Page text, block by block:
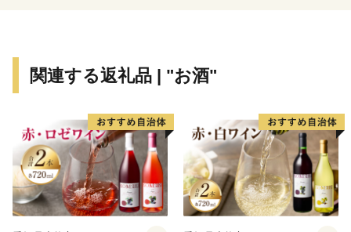
関連する返礼品 | "お酒"